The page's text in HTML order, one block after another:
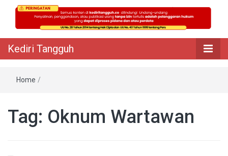
Kediri Tangguh
Berita Akurat Terpercaya
Kediri Tangguh
Home /
Tag: Oknum Wartawan